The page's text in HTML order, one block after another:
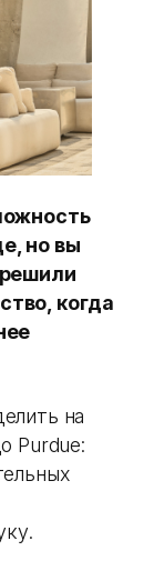
но вы
когда
на
Purdue: